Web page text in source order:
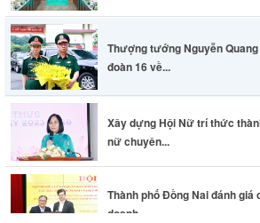
Thượng tướng Nguyễn
đoàn 16 về...
Xây dựng Hội Nữ trí thức
nữ chuyên...
Thành phố Đồng Nai đánh
doanh...